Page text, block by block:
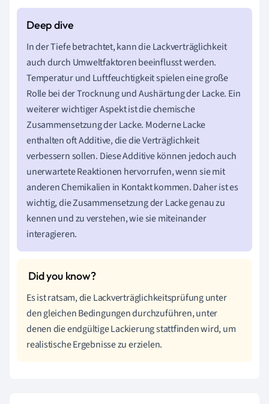
In der Tiefe betrachtet, kann die Lackverträglichkeit
auch durch Umweltfaktoren beeinflusst werden.
Temperatur und Luftfeuchtigkeit spielen eine große
Rolle bei der Trocknung und Aushärtung der Lacke. Ein
weiterer wichtiger Aspekt ist die chemische
Zusammensetzung der Lacke. Moderne Lacke
enthalten oft Additive, die die Verträglichkeit
verbessern sollen. Diese Additive können jedoch auch
unerwartete Reaktionen hervorrufen, wenn sie mit
anderen Chemikalien in Kontakt kommen. Daher ist es
wichtig, die Zusammensetzung der Lacke genau zu
kennen und zu verstehen, wie sie miteinander
interagieren.
Es ist ratsam, die Lackverträglichkeitsprüfung unter
den gleichen Bedingungen durchzuführen, unter
denen die endgültige Lackierung stattfinden wird, um
realistische Ergebnisse zu erzielen.